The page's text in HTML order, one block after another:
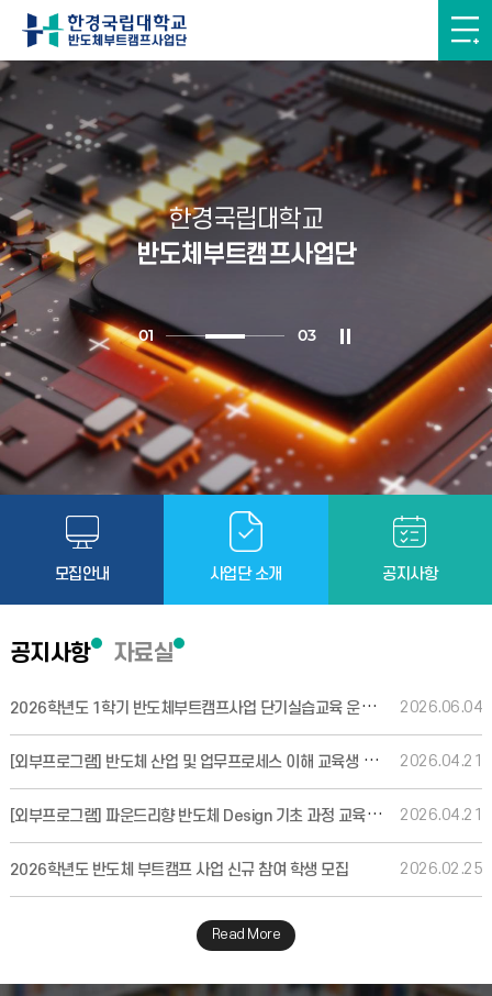
한경국립대학교
반도체부트캠프사업단
01 03
모집안내 사업단 소개 공지사항
공지사항
2026학년도 1학기 반도체부트캠프사업 단기실습교육 운영 및 신청 안내(6/9 10시까지) 2026.06.04
[외부프로그램] 반도체 산업 및 업무프로세스 이해 교육생 모집 2026.04.21
[외부프로그램] 파운드리향 반도체 Design 기초 과정 교육생 모집 2026.04.21
2026학년도 반도체 부트캠프 사업 신규 참여 학생 모집 2026.02.25
Read More
자료실